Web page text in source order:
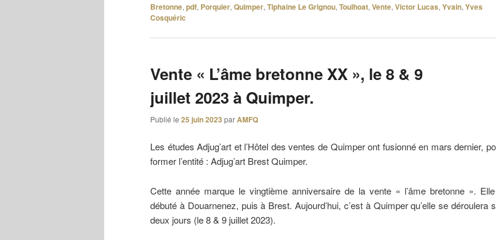
Bretonne, pdf, Porquier, Quimper, Tiphaine Le Grignou, Toulhoat, Vente, Victor Lucas, Yvain, Yves
Cosquéric
Vente « L’âme bretonne XX », le 8 & 9
juillet 2023 à Quimper.
Publié le 25 juin 2023 parAMFQ
Les études Adjug’art et l’Hôtel des ventes de Quimper ont fusionné en mars dernier,
former l’entité : Adjug’art Brest Quimper.
Cette année marque le vingtième anniversaire de la vente « l’âme bretonne ».
débuté à Douarnenez, puis à Brest. Aujourd’hui, c’est à Quimper qu’elle se déroulera
deux jours (le 8 & 9 juillet 2023).